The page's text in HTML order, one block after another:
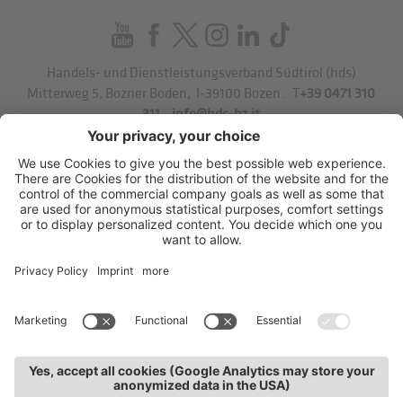
Handels- und Dienstleistungsverband Südtirol (hds)
Mitterweg 5, Bozner Boden
I-39100 Bozen . T+39 0471 310
311.info@hds-bz.it
Impressum
Datenschutzerklärung
Cookie-Einstellungen
Sitemap